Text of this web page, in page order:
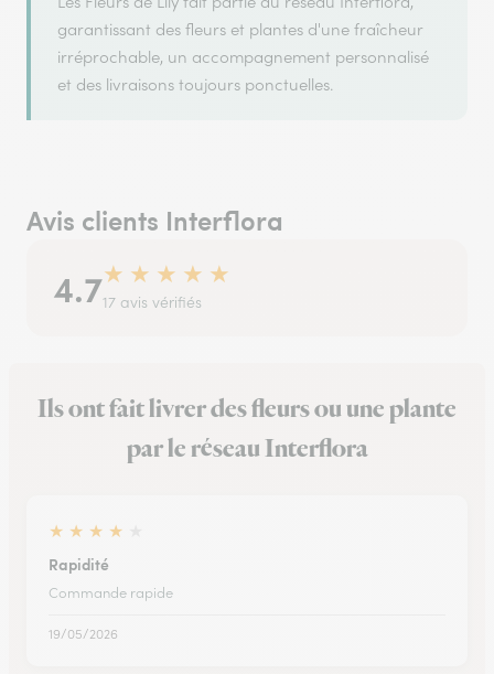
garantissant des fleurs et plantes d'une fraîcheur
irréprochable, un accompagnement personnalisé
et des livraisons toujours ponctuelles.
Avis clients Interflora
4.7★ ★ ★ ★ ★
17 avis vérifiés
Ils ont fait livrer des fleurs ou une plante
par le réseau Interflora
★ ★ ★ ★
Rapidité
Commande rapide
19/05/2026